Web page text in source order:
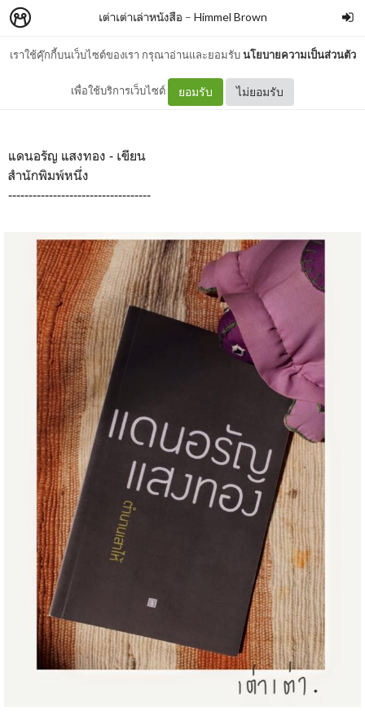
เราใช้คุ๊กกี้บนเว็บไซต์ของเรา กรุณาอ่านและยอมรับนโยบายความเป็นส่วนตัว
เพื่อใช้บริการเว็บไซต์ ยอมรับ ไม่ยอมรับ
เต่าเต่าเล่าหนังสือ – Himmel Brown
: ตำนานเสาไห้ <3 :
แดนอรัญ แสงทอง - เขียน
สำนักพิมพ์หนึ่ง
-----------------------------------